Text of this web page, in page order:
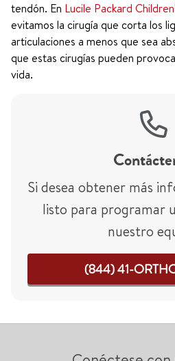
tendón. En Lucile Packard
evitamos la cirugía que corta los
articulaciones a menos que sea
que estas cirugías pueden
vida.
Si desea obtener más
listo para programar
nuestro
(844) 41-